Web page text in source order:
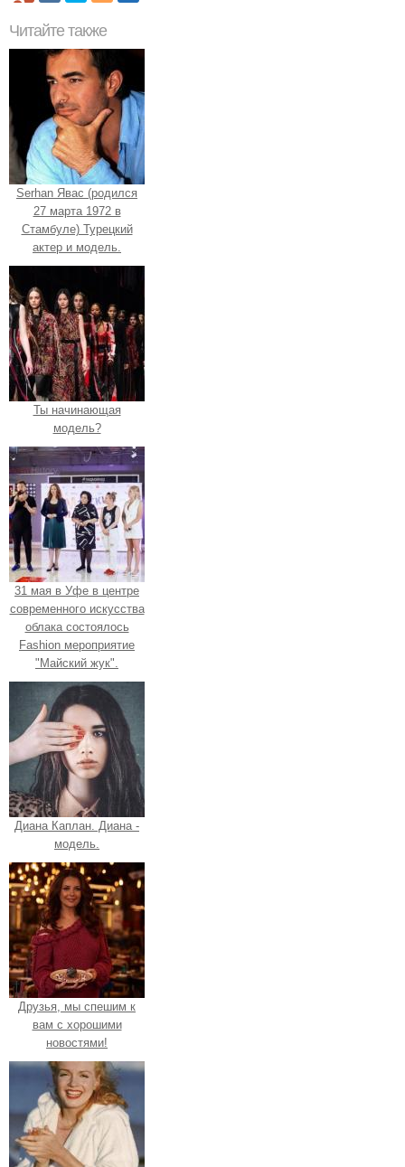
Читайте также
Serhan Явас (родился
27 марта 1972 в
Стамбуле) Турецкий
актер и модель.
Ты начинающая
модель?
31 мая в Уфе в центре
современного искусства
облака состоялось
Fashion мероприятие
"Майский жук".
Диана Каплан. Диана -
модель.
Друзья, мы спешим к
вам с хорошими
новостями!